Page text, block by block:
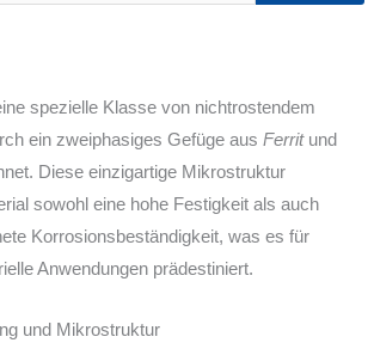
spezielle Klasse von nichtrostendem
ein zweiphasiges Gefüge ausFerritund
Diese einzigartige Mikrostruktur
sowohl eine hohe Festigkeit als auch
Korrosionsbeständigkeit, was es für
Anwendungen prädestiniert.
und Mikrostruktur